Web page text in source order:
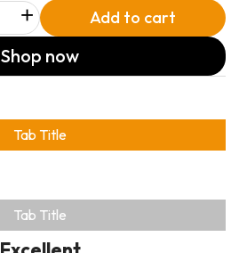
+ Add to cart
Shop now
Tab Title
Tab Title